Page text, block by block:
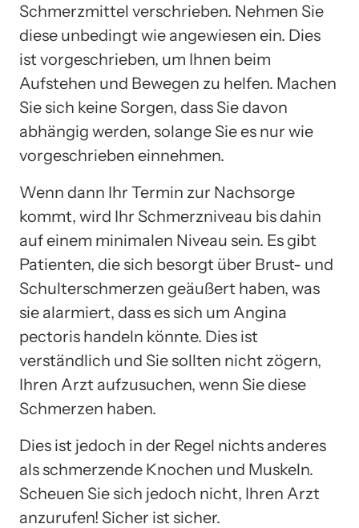
Schmerzmittel verschrieben. Nehmen Sie
diese unbedingt wie angewiesen ein. Dies
ist vorgeschrieben, um Ihnen beim
Aufstehen und Bewegen zu helfen. Machen
Sie sich keine Sorgen, dass Sie davon
abhängig werden, solange Sie es nur wie
vorgeschrieben einnehmen.
Wenn dann Ihr Termin zur Nachsorge
kommt, wird Ihr Schmerzniveau bis dahin
auf einem minimalen Niveau sein. Es gibt
Patienten, die sich besorgt über Brust- und
Schulterschmerzen geäußert haben, was
sie alarmiert, dass es sich um Angina
pectoris handeln könnte. Dies ist
verständlich und Sie sollten nicht zögern,
Ihren Arzt aufzusuchen, wenn Sie diese
Schmerzen haben.
Dies ist jedoch in der Regel nichts anderes
als schmerzende Knochen und Muskeln.
Scheuen Sie sich jedoch nicht, Ihren Arzt
anzurufen! Sicher ist sicher.